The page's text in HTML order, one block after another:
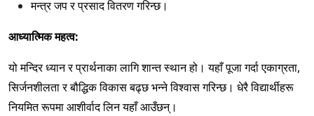
मन्त्र जप र प्रसाद वितरण गरिन्छ।
आध्यात्मिक महत्व:
यो मन्दिर ध्यान र प्रार्थनाका लागि शान्त स्थान हो। यहाँ पूजा गर्दा एकाग्रता,
सिर्जनशीलता र बौद्धिक विकास बढ्छ भन्ने विश्वास गरिन्छ। धेरै विद्यार्थीहरू
नियमित रूपमा आशीर्वाद लिन यहाँ आउँछन्।